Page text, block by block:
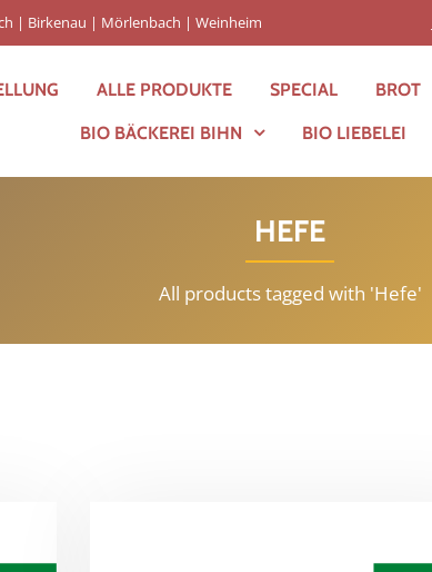
| Birkenau | Mörlenbach | Weinheim
ALLE PRODUKTE SPECIAL BROT
BIO BÄCKEREI BIHN BIO LIEBELEI
HEFE
All products tagged with 'Hefe'